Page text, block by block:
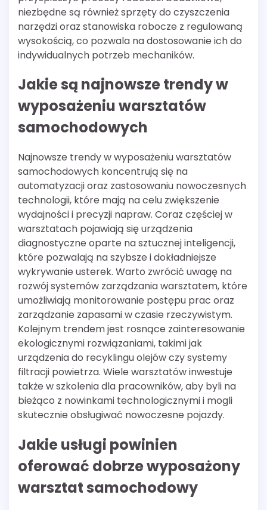
niezbędne są również sprzęty do czyszczenia
narzędzi oraz stanowiska robocze z regulowaną
wysokością, co pozwala na dostosowanie ich do
indywidualnych potrzeb mechaników.
Jakie są najnowsze trendy w
wyposażeniu warsztatów
samochodowych
Najnowsze trendy w wyposażeniu warsztatów
samochodowych koncentrują się na
automatyzacji oraz zastosowaniu nowoczesnych
technologii, które mają na celu zwiększenie
wydajności i precyzji napraw. Coraz częściej w
warsztatach pojawiają się urządzenia
diagnostyczne oparte na sztucznej inteligencji,
które pozwalają na szybsze i dokładniejsze
wykrywanie usterek. Warto zwrócić uwagę na
rozwój systemów zarządzania warsztatem, które
umożliwiają monitorowanie postępu prac oraz
zarządzanie zapasami w czasie rzeczywistym.
Kolejnym trendem jest rosnące zainteresowanie
ekologicznymi rozwiązaniami, takimi jak
urządzenia do recyklingu olejów czy systemy
filtracji powietrza. Wiele warsztatów inwestuje
także w szkolenia dla pracowników, aby byli na
bieżąco z nowinkami technologicznymi i mogli
skutecznie obsługiwać nowoczesne pojazdy.
Jakie usługi powinien
oferować dobrze wyposażony
warsztat samochodowy